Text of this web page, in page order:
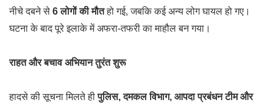
नीचे दबने से 6 लोगों की मौतहो गई, जबकि कई अन्य लोग घायल हो गए।
घटना के बाद पूरे इलाके में अफरा-तफरी का माहौल बन गया।
राहत और बचाव अभियान तुरंत शुरू
हादसे की सूचना मिलते हीपुलिस, दमकल विभाग, आपदा प्रबंधन टीम और